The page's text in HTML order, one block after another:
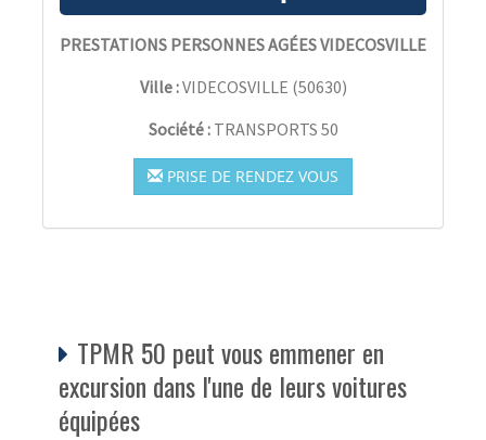
PRESTATIONS PERSONNES AGÉES VIDECOSVILLE
Ville :VIDECOSVILLE (50630)
Société : TRANSPORTS 50
PRISE DE RENDEZ VOUS
TPMR 50 peut vous emmener en
excursion dans l'une de leurs voitures
équipées